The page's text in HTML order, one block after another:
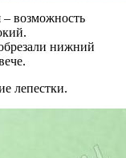
возможность
нижний
лепестки.